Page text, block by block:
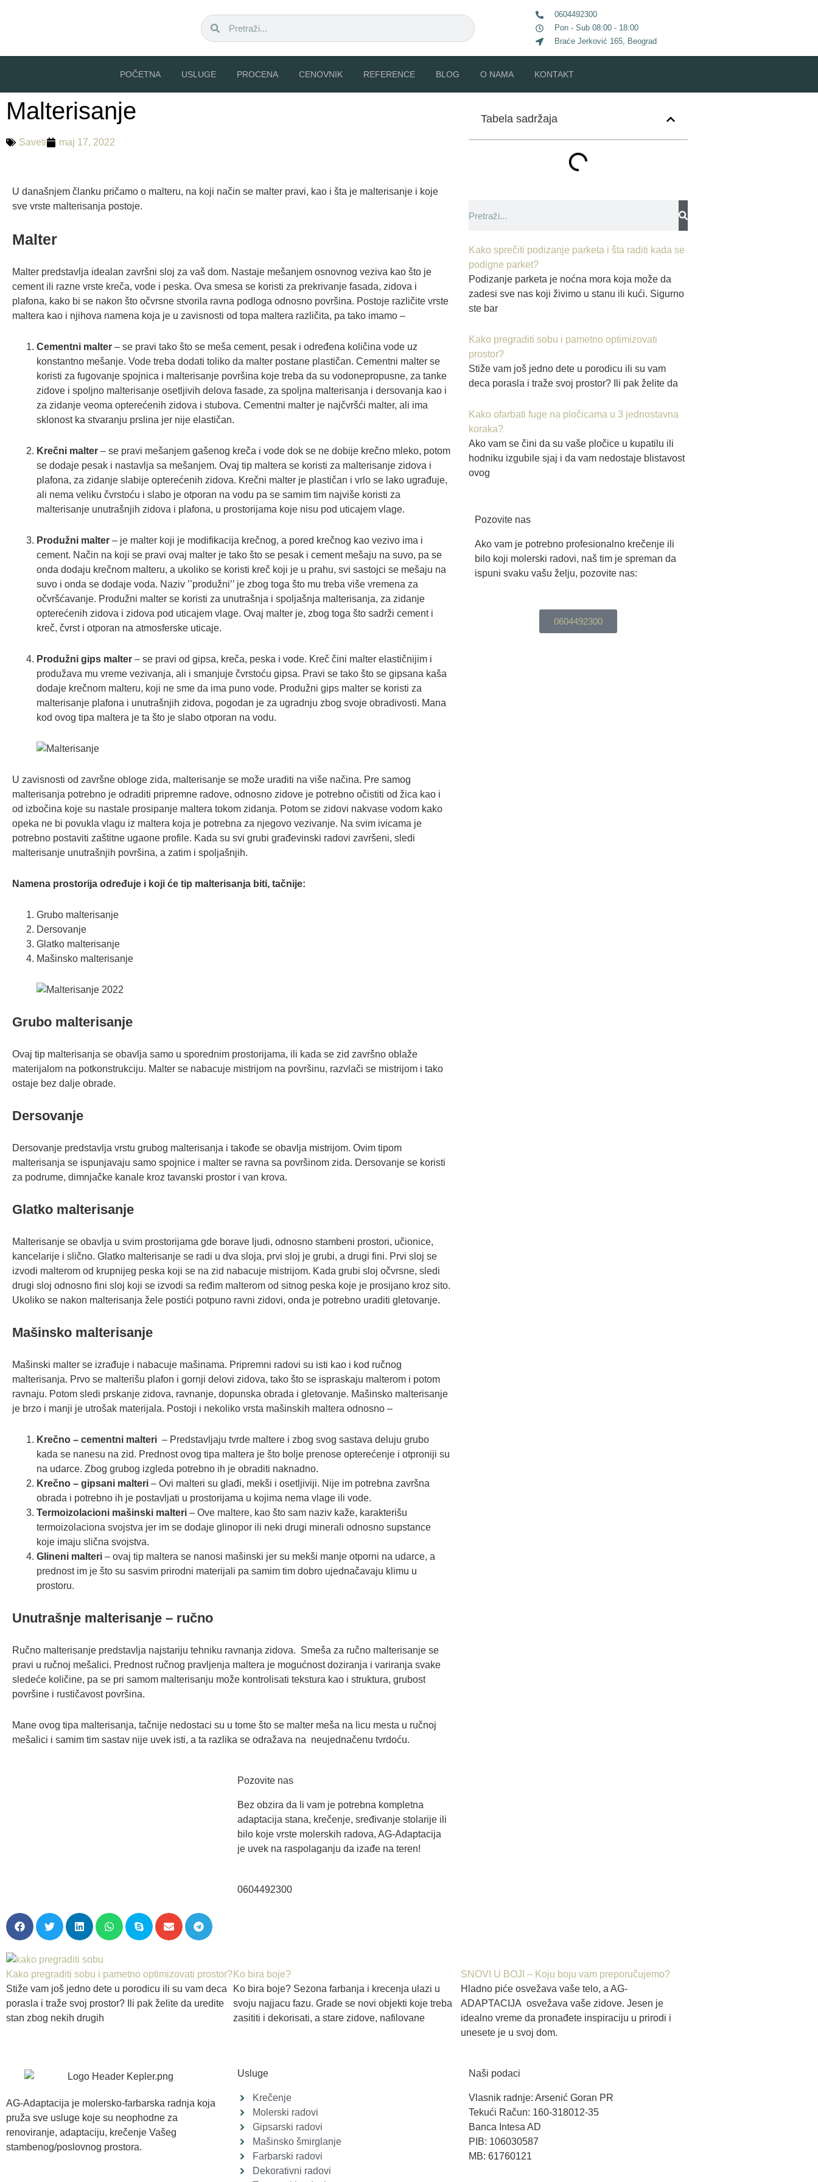
0604492300
Pon - Sub 08:00 - 18:00
Braće Jerković 165, Beograd
POČETNA USLUGE PROCENA CENOVNIK REFERENCE BLOG O NAMA KONTAKT
Malterisanje
Saveti maj 17, 2022
U današnjem članku pričamo o malteru, na koji način se malter pravi, kao i šta je malterisanje i koje
sve vrste malterisanja postoje.
Malter
Malter predstavlja idealan završni sloj za vaš dom. Nastaje mešanjem osnovnog veziva kao što je
cement ili razne vrste kreča, vode i peska. Ova smesa se koristi za prekrivanje fasada, zidova i
plafona, kako bi se nakon što očvrsne stvorila ravna podloga odnosno površina. Postoje različite vrste
maltera kao i njihova namena koja je u zavisnosti od topa maltera različita, pa tako imamo –
Cementni malter – se pravi tako što se meša cement, pesak i određena količina vode uz
konstantno mešanje. Vode treba dodati toliko da malter postane plastičan. Cementni malter se
koristi za fugovanje spojnica i malterisanje površina koje treba da su vodonepropusne, za tanke
zidove i spoljno malterisanje osetljivih delova fasade, za spoljna malterisanja i dersovanja kao i
za zidanje veoma opterećenih zidova i stubova. Cementni malter je najčvršći malter, ali ima
sklonost ka stvaranju prslina jer nije elastičan.
Krečni malter – se pravi mešanjem gašenog kreča i vode dok se ne dobije krečno mleko, potom
se dodaje pesak i nastavlja sa mešanjem. Ovaj tip maltera se koristi za malterisanje zidova i
plafona, za zidanje slabije opterećenih zidova. Krečni malter je plastičan i vrlo se lako ugrađuje,
ali nema veliku čvrstoću i slabo je otporan na vodu pa se samim tim najviše koristi za
malterisanje unutrašnjih zidova i plafona, u prostorijama koje nisu pod uticajem vlage.
Produžni malter – je malter koji je modifikacija krečnog, a pored krečnog kao vezivo ima i
cement. Način na koji se pravi ovaj malter je tako što se pesak i cement mešaju na suvo, pa se
onda dodaju krečnom malteru, a ukoliko se koristi kreč koji je u prahu, svi sastojci se mešaju na
suvo i onda se dodaje voda. Naziv ’’produžni’’ je zbog toga što mu treba više vremena za
očvršćavanje. Produžni malter se koristi za unutrašnja i spoljašnja malterisanja, za zidanje
opterećenih zidova i zidova pod uticajem vlage. Ovaj malter je, zbog toga što sadrži cement i
kreč, čvrst i otporan na atmosferske uticaje.
Produžni gips malter – se pravi od gipsa, kreča, peska i vode. Kreč čini malter elastičnijim i
produžava mu vreme vezivanja, ali i smanjuje čvrstoću gipsa. Pravi se tako što se gipsana kaša
dodaje krečnom malteru, koji ne sme da ima puno vode. Produžni gips malter se koristi za
malterisanje plafona i unutrašnjih zidova, pogodan je za ugradnju zbog svoje obradivosti. Mana
kod ovog tipa maltera je ta što je slabo otporan na vodu.
U zavisnosti od završne obloge zida, malterisanje se može uraditi na više načina. Pre samog
malterisanja potrebno je odraditi pripremne radove, odnosno zidove je potrebno očistiti od žica kao i
od izbočina koje su nastale prosipanje maltera tokom zidanja. Potom se zidovi nakvase vodom kako
opeka ne bi povukla vlagu iz maltera koja je potrebna za njegovo vezivanje. Na svim ivicama je
potrebno postaviti zaštitne ugaone profile. Kada su svi grubi građevinski radovi završeni, sledi
malterisanje unutrašnjih površina, a zatim i spoljašnjih.
Namena prostorija određuje i koji će tip malterisanja biti, tačnije:
Grubo malterisanje
Dersovanje
Glatko malterisanje
Mašinsko malterisanje
Grubo malterisanje
Ovaj tip malterisanja se obavlja samo u sporednim prostorijama, ili kada se zid završno oblaže
materijalom na potkonstrukciju. Malter se nabacuje mistrijom na površinu, razvlači se mistrijom i tako
ostaje bez dalje obrade.
Dersovanje
Dersovanje predstavlja vrstu grubog malterisanja i takođe se obavlja mistrijom. Ovim tipom
malterisanja se ispunjavaju samo spojnice i malter se ravna sa površinom zida. Dersovanje se koristi
za podrume, dimnjačke kanale kroz tavanski prostor i van krova.
Glatko malterisanje
Malterisanje se obavlja u svim prostorijama gde borave ljudi, odnosno stambeni prostori, učionice,
kancelarije i slično. Glatko malterisanje se radi u dva sloja, prvi sloj je grubi, a drugi fini. Prvi sloj se
izvodi malterom od krupnijeg peska koji se na zid nabacuje mistrijom. Kada grubi sloj očvrsne, sledi
drugi sloj odnosno fini sloj koji se izvodi sa ređim malterom od sitnog peska koje je prosijano kroz sito.
Ukoliko se nakon malterisanja žele postići potpuno ravni zidovi, onda je potrebno uraditi gletovanje.
Mašinsko malterisanje
Mašinski malter se izrađuje i nabacuje mašinama. Pripremni radovi su isti kao i kod ručnog
malterisanja. Prvo se malterišu plafon i gornji delovi zidova, tako što se ispraskaju malterom i potom
ravnaju. Potom sledi prskanje zidova, ravnanje, dopunska obrada i gletovanje. Mašinsko malterisanje
je brzo i manji je utrošak materijala. Postoji i nekoliko vrsta mašinskih maltera odnosno –
Krečno – cementni malteri – Predstavljaju tvrde maltere i zbog svog sastava deluju grubo
kada se nanesu na zid. Prednost ovog tipa maltera je što bolje prenose opterećenje i otproniji su
na udarce. Zbog grubog izgleda potrebno ih je obraditi naknadno.
Krečno – gipsani malteri – Ovi malteri su glađi, mekši i osetljiviji. Nije im potrebna završna
obrada i potrebno ih je postavljati u prostorijama u kojima nema vlage ili vode.
Termoizolacioni mašinski malteri – Ove maltere, kao što sam naziv kaže, karakterišu
termoizolaciona svojstva jer im se dodaje glinopor ili neki drugi minerali odnosno supstance
koje imaju slična svojstva.
Glineni malteri – ovaj tip maltera se nanosi mašinski jer su mekši manje otporni na udarce, a
prednost im je što su sasvim prirodni materijali pa samim tim dobro ujednačavaju klimu u
prostoru.
Unutrašnje malterisanje – ručno
Ručno malterisanje predstavlja najstariju tehniku ravnanja zidova. Smeša za ručno malterisanje se
pravi u ručnoj mešalici. Prednost ručnog pravljenja maltera je mogućnost doziranja i variranja svake
sledeće količine, pa se pri samom malterisanju može kontrolisati tekstura kao i struktura, grubost
površine i rustičavost površina.
Mane ovog tipa malterisanja, tačnije nedostaci su u tome što se malter meša na licu mesta u ručnoj
mešalici i samim tim sastav nije uvek isti, a ta razlika se odražava na neujednačenu tvrdoću.
Pozovite nas
Bez obzira da li vam je potrebna kompletna
adaptacija stana, krečenje, sređivanje stolarije ili
bilo koje vrste molerskih radova, AG-Adaptacija
je uvek na raspolaganju da izađe na teren!
0604492300
Tabela sadržaja
Kako sprečiti podizanje parketa i šta raditi kada se
podigne parket?
Podizanje parketa je noćna mora koja može da
zadesi sve nas koji živimo u stanu ili kući. Sigurno
ste bar
Kako pregraditi sobu i pametno optimizovati
prostor?
Stiže vam još jedno dete u porodicu ili su vam
deca porasla i traže svoj prostor? Ili pak želite da
Kako ofarbati fuge na pločicama u 3 jednostavna
koraka?
Ako vam se čini da su vaše pločice u kupatilu ili
hodniku izgubile sjaj i da vam nedostaje blistavost
ovog
Pozovite nas
Ako vam je potrebno profesionalno krečenje ili
bilo koji molerski radovi, naš tim je spreman da
ispuni svaku vašu želju, pozovite nas:
0604492300
Kako pregraditi sobu i pametno optimizovati prostor?
Stiže vam još jedno dete u porodicu ili su vam deca
porasla i traže svoj prostor? Ili pak želite da uredite
stan zbog nekih drugih
Ko bira boje?
Ko bira boje? Sezona farbanja i krecenja ulazi u
svoju najjacu fazu. Grade se novi objekti koje treba
zasititi i dekorisati, a stare zidove, nafilovane
SNOVI U BOJI – Koju boju vam preporučujemo?
Hladno piće osvežava vaše telo, a AG-
ADAPTACIJA osvežava vaše zidove. Jesen je
idealno vreme da pronađete inspiraciju u prirodi i
unesete je u svoj dom.
AG-Adaptacija je molersko-farbarska radnja koja
pruža sve usluge koje su neophodne za
renoviranje, adaptaciju, krečenje Vašeg
stambenog/poslovnog prostora.
Usluge
Krečenje
Molerski radovi
Gipsarski radovi
Mašinsko šmirglanje
Farbarski radovi
Dekorativni radovi
Naši podaci
Vlasnik radnje: Arsenić Goran PR
Tekući Račun: 160-318012-35
Banca Intesa AD
PIB: 106030587
MB: 61760121